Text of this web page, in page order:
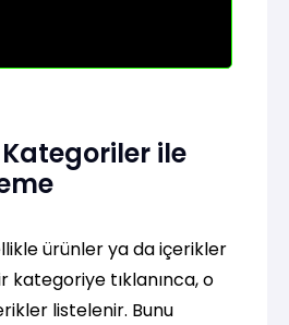
ile
ürünler ya da içerikler
kategoriye tıklanınca, o
listelenir. Bunu